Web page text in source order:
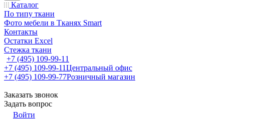
Каталог
По типу ткани
Фото мебели в Тканях Smart
Контакты
Остатки Excel
Стежка ткани
+7 (495) 109-99-11
+7 (495) 109-99-11Центральный офис
+7 (495) 109-99-77Розничный магазин
Заказать звонок
Задать вопрос
Войти